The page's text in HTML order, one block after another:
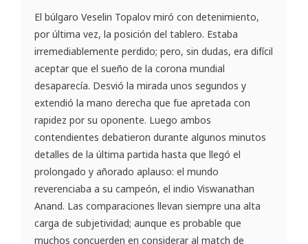
El búlgaro Veselin Topalov miró con detenimiento,
por última vez, la posición del tablero. Estaba
irremediablemente perdido; pero, sin dudas, era difícil
aceptar que el sueño de la corona mundial
desaparecía. Desvió la mirada unos segundos y
extendió la mano derecha que fue apretada con
rapidez por su oponente. Luego ambos
contendientes debatieron durante algunos minutos
detalles de la última partida hasta que llegó el
prolongado y añorado aplauso: el mundo
reverenciaba a su campeón, el indio Viswanathan
Anand. Las comparaciones llevan siempre una alta
carga de subjetividad; aunque es probable que
muchos concuerden en considerar al match de